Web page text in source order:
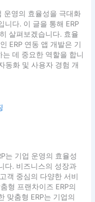
운영의 효율성을 극대화
니다. 이 글을 통해 ERP
살펴보겠습니다. 효율
ERP 연동 앱 개발은 기
데 중요한 역할을 합니
동화 및 사용자 경험 개
는 기업 운영의 효율성
다. 비즈니스의 성장과
객 중심의 다양한 서비
형 프랜차이즈 ERP의
맞춤형 ERP는 기업의